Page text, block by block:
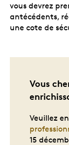
vous devrez
antécédents,
une cote de
Vous
Veuillez
15